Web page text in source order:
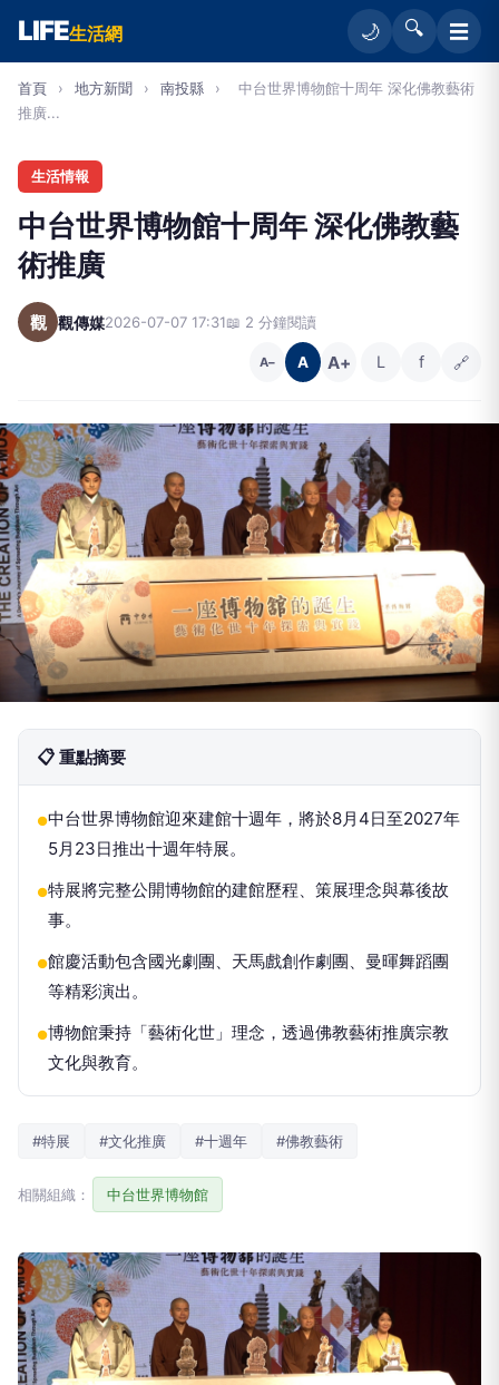
LIFE生活網 🌙 🔍 ☰
首頁 › 地方新聞 › 南投縣 ›
中台世界博物館十周年 深化佛教藝術
推廣...
生活情報
中台世界博物館十周年 深化佛教藝
術推廣
觀 觀傳媒2026-07-07 17:31📖 2 分鐘閱讀
A− A A+ L f 🔗
📋 重點摘要
●中台世界博物館迎來建館十週年，將於8月4日至2027年
5月23日推出十週年特展。
●特展將完整公開博物館的建館歷程、策展理念與幕後故
事。
●館慶活動包含國光劇團、天馬戲創作劇團、曼暉舞蹈團
等精彩演出。
●博物館秉持「藝術化世」理念，透過佛教藝術推廣宗教
文化與教育。
#特展 #文化推廣 #十週年 #佛教藝術
相關組織： 中台世界博物館